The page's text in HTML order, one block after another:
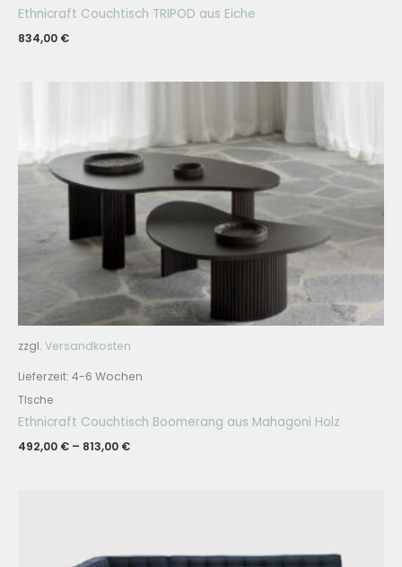
Ethnicraft Couchtisch TRIPOD aus Eiche
834,00 €
zzgl. Versandkosten
Lieferzeit: 4-6 Wochen
TIsche
Ethnicraft Couchtisch Boomerang aus Mahagoni Holz
492,00 € – 813,00 €